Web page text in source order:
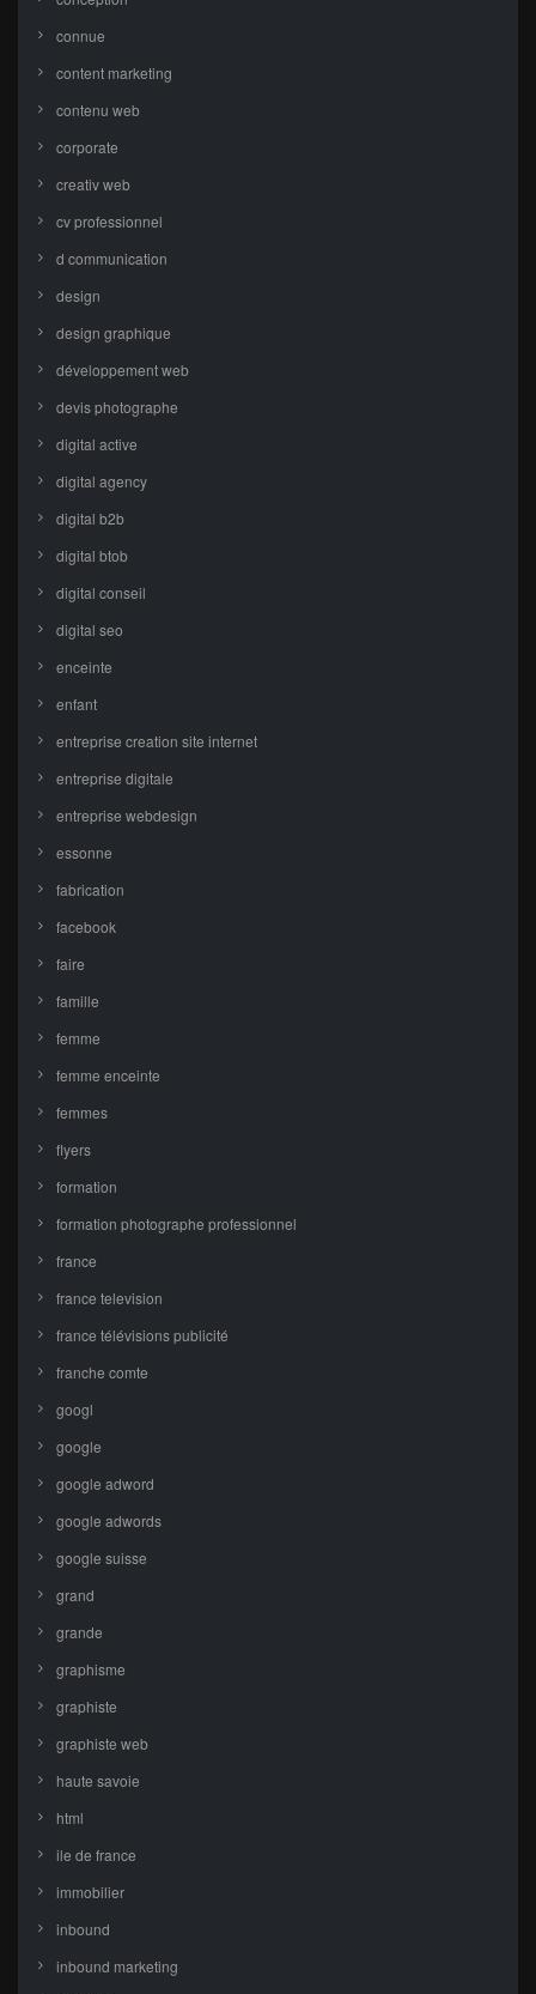
connue
content marketing
contenu web
corporate
creativ web
cv professionnel
d communication
design
design graphique
développement web
devis photographe
digital active
digital agency
digital b2b
digital btob
digital conseil
digital seo
enceinte
enfant
entreprise creation site internet
entreprise digitale
entreprise webdesign
essonne
fabrication
facebook
faire
famille
femme
femme enceinte
femmes
flyers
formation
formation photographe professionnel
france
france television
france télévisions publicité
franche comte
googl
google
google adword
google adwords
google suisse
grand
grande
graphisme
graphiste
graphiste web
haute savoie
html
ile de france
immobilier
inbound
inbound marketing